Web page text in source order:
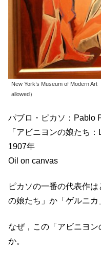
New York’s Museum of Modern
allowed）
パブロ・ピカソ：Pablo
「アビニヨンの娘たち
1907年
Oil on canvas
ピカソの一番の代表作
の娘たち」か「ゲルニカ
なぜ，この「アビニヨ
か。